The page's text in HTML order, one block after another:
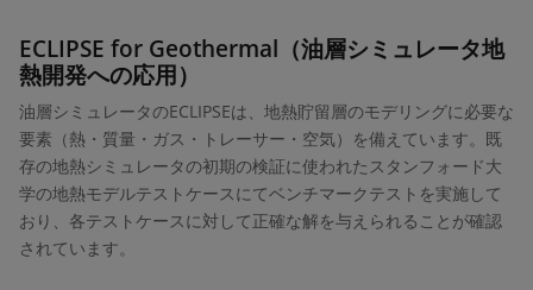
ECLIPSE for Geothermal（油層シミュレータ地
熱開発への応用）
油層シミュレータのECLIPSEは、地熱貯留層のモデリングに必要な
要素（熱・質量・ガス・トレーサー・空気）を備えています。既
存の地熱シミュレータの初期の検証に使われたスタンフォード大
学の地熱モデルテストケースにてベンチマークテストを実施して
おり、各テストケースに対して正確な解を与えられることが確認
されています。